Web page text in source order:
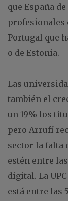
que España
profesionales
Portugal que
o de Estonia.
Las
también el
un 19% los
pero Arrufí
sector la falta
estén entre
digital. La
está entre las